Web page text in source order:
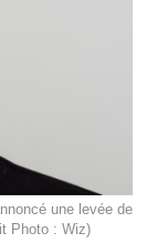
une levée de
Photo : Wiz)